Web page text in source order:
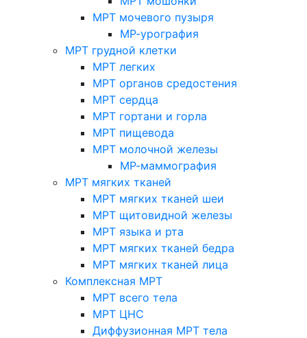
МРТ мочевого пузыря
МР-урография
МРТ грудной клетки
МРТ легких
МРТ органов средостения
МРТ сердца
МРТ гортани и горла
МРТ пищевода
МРТ молочной железы
МР-маммография
МРТ мягких тканей
МРТ мягких тканей шеи
МРТ щитовидной железы
МРТ языка и рта
МРТ мягких тканей бедра
МРТ мягких тканей лица
Комплексная МРТ
МРТ всего тела
МРТ ЦНС
Диффузионная МРТ тела